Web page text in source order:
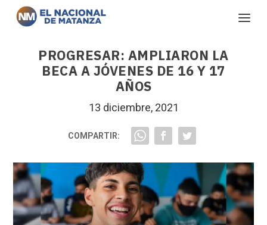
PROGRESAR: AMPLIARON LA
BECA A JÓVENES DE 16 Y 17
AÑOS
13 diciembre, 2021
COMPARTIR: